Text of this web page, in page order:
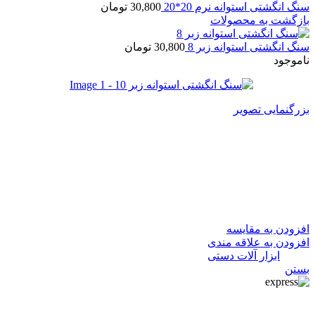
سنگ انگشتی استوانه نرم 20*20 30,800 تومان
بازگشت به محصولات
سنگ انگشتی استوانه زبر 8 30,800 تومان
ناموجود
بزرگنمایی تصویر
افزودن به مقایسه
افزودن به علاقه مندی
ابزار آلات دستی
بستن